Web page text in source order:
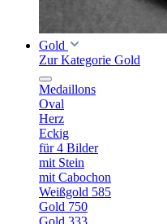
Gold
Zur Kategorie Gold
Medaillons
Oval
Herz
Eckig
für 4 Bilder
mit Stein
mit Cabochon
Weißgold 585
Gold 750